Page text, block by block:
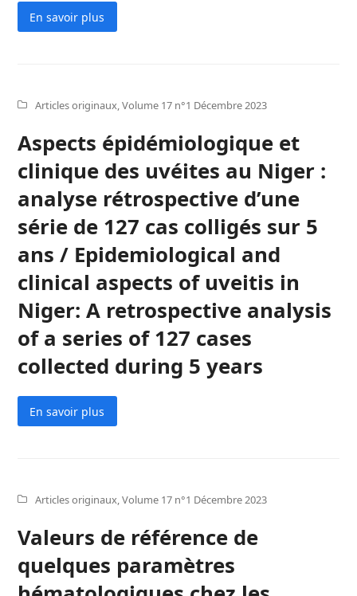
En savoir plus
Articles originaux,Volume 17 n°1 Décembre 2023
Aspects épidémiologique et
clinique des uvéites au Niger :
analyse rétrospective d’une
série de 127 cas colligés sur 5
ans / Epidemiological and
clinical aspects of uveitis in
Niger: A retrospective analysis
of a series of 127 cases
collected during 5 years
En savoir plus
Articles originaux,Volume 17 n°1 Décembre 2023
Valeurs de référence de
quelques paramètres